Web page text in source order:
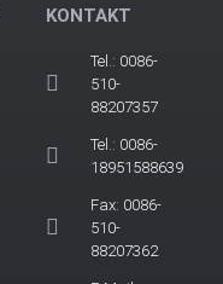
KONTAKT
Tel.: 0086-
510-
88207357
Tel.: 0086-
18951588639
Fax: 0086-
510-
88207362